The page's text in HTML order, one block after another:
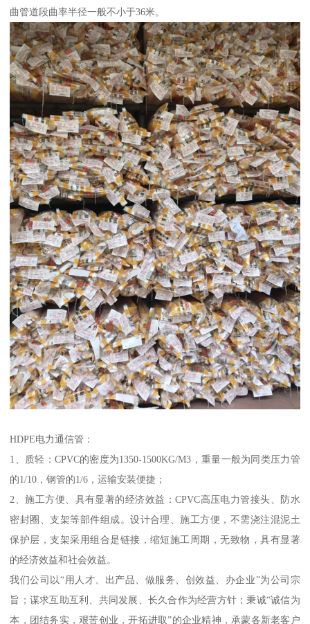
曲管道段曲率半径一般不小于36米。
HDPE电力通信管：
1、质轻：CPVC的密度为1350-1500KG/M3，重量一般为同类压力管
的1/10，钢管的1/6，运输安装便捷；
2、施工方便、具有显著的经济效益：CPVC高压电力管接头、防水
密封圈、支架等部件组成。设计合理、施工方便，不需浇注混泥土
保护层，支架采用组合是链接，缩短施工周期，无致物，具有显著
的经济效益和社会效益。
我们公司以“用人才、出产品、做服务、创效益、办企业”为公司宗
旨；谋求互助互利、共同发展、长久合作为经营方针；秉诚“诚信为
本，团结务实，艰苦创业，开拓进取”的企业精神，承蒙各新老客户